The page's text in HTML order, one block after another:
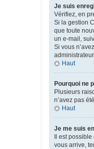
Je suis
Vérifiez, en
Si la gestion
que toute
un e-mail,
Si vous
Haut
Pourquoi ne
Plusieurs
n’avez pas
Haut
Je me suis
Il est
vous arrive,